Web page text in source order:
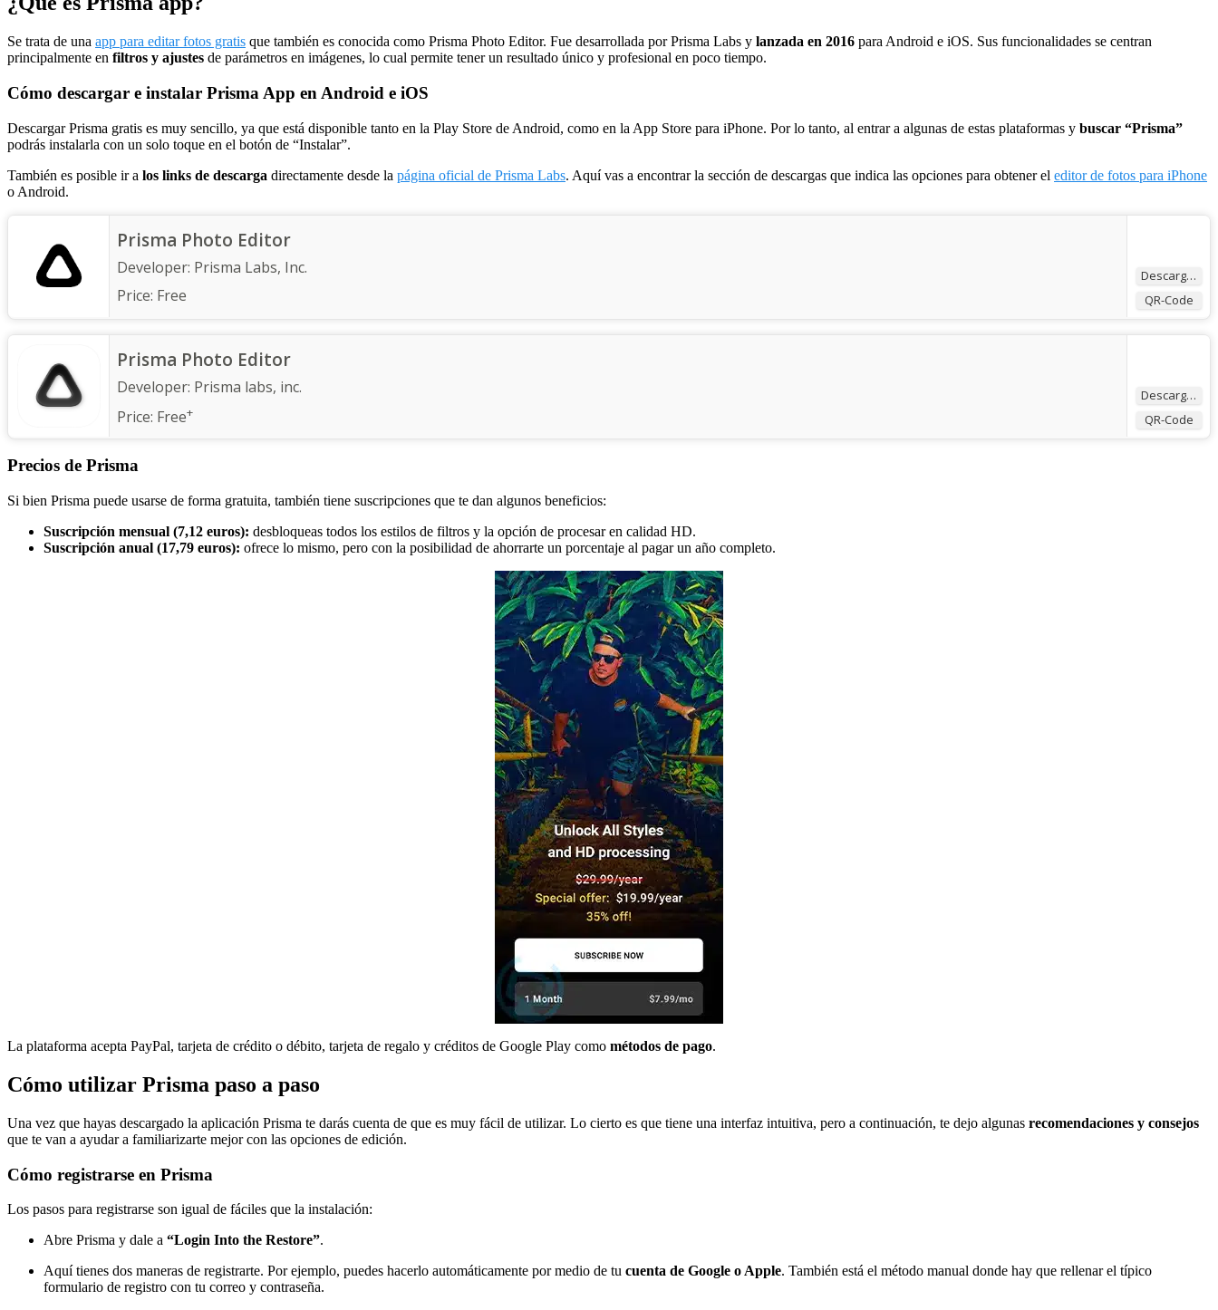
Se trata de una app para editar fotos gratis que también es conocida como Prisma Photo Editor. Fue desarrollada por Prisma Labs y lanzada en 2016 para Android e iOS. Sus funcionalidades se centran
principalmente en filtros y ajustes de parámetros en imágenes, lo cual permite tener un resultado único y profesional en poco tiempo.
Cómo descargar e instalar Prisma App en Android e iOS
Descargar Prisma gratis es muy sencillo, ya que está disponible tanto en la Play Store de Android, como en la App Store para iPhone. Por lo tanto, al entrar a algunas de estas plataformas y buscar “Prisma”
podrás instalarla con un solo toque en el botón de “Instalar”.
También es posible ir a los links de descarga directamente desde la página oficial de Prisma Labs. Aquí vas a encontrar la sección de descargas que indica las opciones para obtener el editor de fotos para iPhone
o Android.
Descargar
QR-Code
Prisma Photo Editor
Developer: Prisma Labs, Inc.
Price: Free
Descargar
QR-Code
Prisma Photo Editor
Developer: Prisma labs, inc.
Price: Free+
Precios de Prisma
Si bien Prisma puede usarse de forma gratuita, también tiene suscripciones que te dan algunos beneficios:
Suscripción mensual (7,12 euros): desbloqueas todos los estilos de filtros y la opción de procesar en calidad HD.
Suscripción anual (17,79 euros): ofrece lo mismo, pero con la posibilidad de ahorrarte un porcentaje al pagar un año completo.
La plataforma acepta PayPal, tarjeta de crédito o débito, tarjeta de regalo y créditos de Google Play como métodos de pago.
Cómo utilizar Prisma paso a paso
Una vez que hayas descargado la aplicación Prisma te darás cuenta de que es muy fácil de utilizar. Lo cierto es que tiene una interfaz intuitiva, pero a continuación, te dejo algunas recomendaciones y consejos
que te van a ayudar a familiarizarte mejor con las opciones de edición.
Cómo registrarse en Prisma
Los pasos para registrarse son igual de fáciles que la instalación:
Abre Prisma y dale a “Login Into the Restore”.
Aquí tienes dos maneras de registrarte. Por ejemplo, puedes hacerlo automáticamente por medio de tu cuenta de Google o Apple. También está el método manual donde hay que rellenar el típico
formulario de registro con tu correo y contraseña.